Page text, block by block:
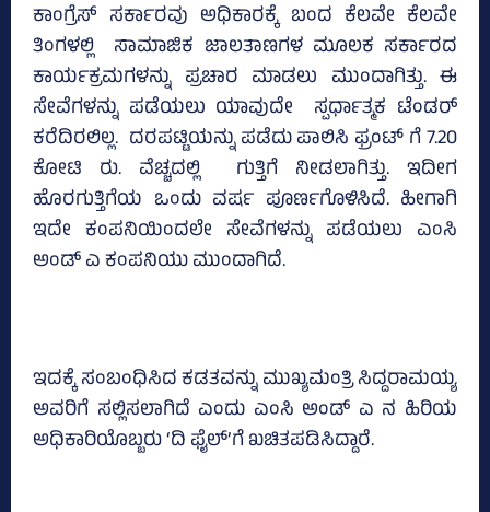
ಕಾಂಗ್ರೆಸ್‌ ಸರ್ಕಾರವು ಅಧಿಕಾರಕ್ಕೆ ಬಂದ ಕೆಲವೇ ಕೆಲವೇ
ತಿಂಗಳಲ್ಲಿ ಸಾಮಾಜಿಕ ಜಾಲತಾಣಗಳ ಮೂಲಕ ಸರ್ಕಾರದ
ಕಾರ್ಯಕ್ರಮಗಳನ್ನು ಪ್ರಚಾರ ಮಾಡಲು ಮುಂದಾಗಿತ್ತು. ಈ
ಸೇವೆಗಳನ್ನು ಪಡೆಯಲು ಯಾವುದೇ ಸ್ಪರ್ಧಾತ್ಮಕ ಟೆಂಡರ್
ಕರೆದಿರಲಿಲ್ಲ. ದರಪಟ್ಟಿಯನ್ನು ಪಡೆದು ಪಾಲಿಸಿ ಫ್ರಂಟ್‌ ಗೆ 7.20
ಕೋಟಿ ರು. ವೆಚ್ಚದಲ್ಲಿ ಗುತ್ತಿಗೆ ನೀಡಲಾಗಿತ್ತು. ಇದೀಗ
ಹೊರಗುತ್ತಿಗೆಯ ಒಂದು ವರ್ಷ ಪೂರ್ಣಗೊಳಿಸಿದೆ. ಹೀಗಾಗಿ
ಇದೇ ಕಂಪನಿಯಿಂದಲೇ ಸೇವೆಗಳನ್ನು ಪಡೆಯಲು ಎಂಸಿ
ಅಂಡ್‌ ಎ ಕಂಪನಿಯು ಮುಂದಾಗಿದೆ.
ಇದಕ್ಕೆ ಸಂಬಂಧಿಸಿದ ಕಡತವನ್ನು ಮುಖ್ಯಮಂತ್ರಿ ಸಿದ್ದರಾಮಯ್ಯ
ಅವರಿಗೆ ಸಲ್ಲಿಸಲಾಗಿದೆ ಎಂದು ಎಂಸಿ ಅಂಡ್ ಎ ನ ಹಿರಿಯ
ಅಧಿಕಾರಿಯೊಬ್ಬರು ‘ದಿ ಫೈಲ್‌’ಗೆ ಖಚಿತಪಡಿಸಿದ್ದಾರೆ.